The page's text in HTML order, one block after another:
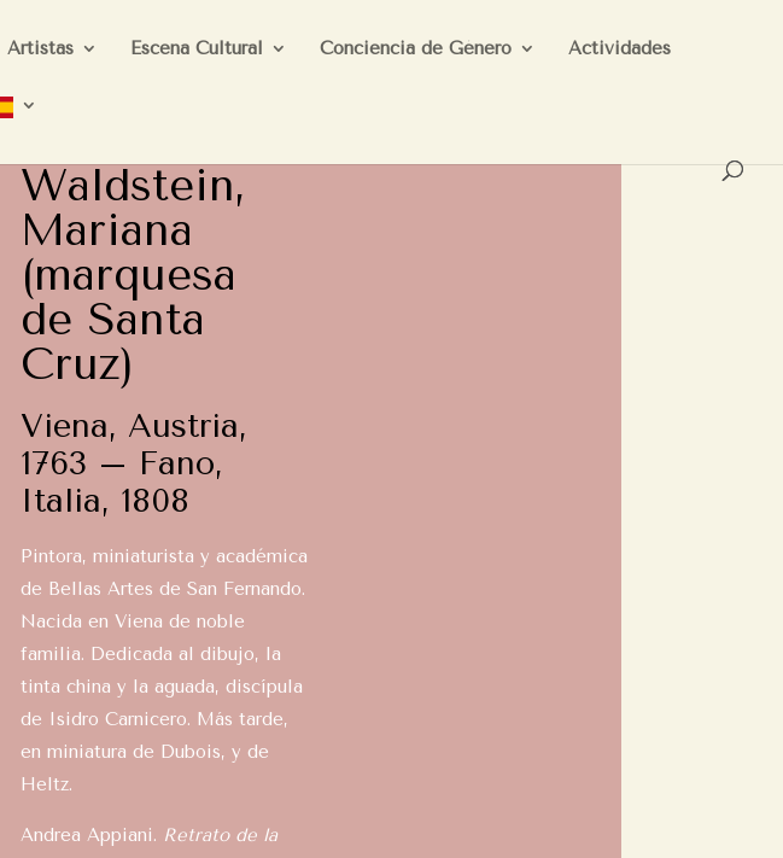
Artistas Escena Cultural Conciencia de Género Actividades
Waldstein,
Mariana
(marquesa
de Santa
Cruz)
Viena, Austria,
1763 – Fano,
Italia, 1808
Pintora, miniaturista y académica
de Bellas Artes de San Fernando.
Nacida en Viena de noble
familia. Dedicada al dibujo, la
tinta china y la aguada, discípula
de Isidro Carnicero. Más tarde,
en miniatura de Dubois, y de
Heltz.
Andrea Appiani. Retrato de la